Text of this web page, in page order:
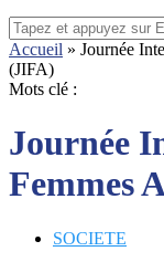
Accueil » Journée
(JIFA)
Mots clé :
Journée
Femmes
SOCIETE